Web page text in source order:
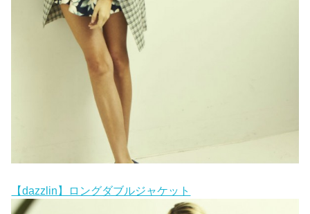
【dazzlin】ロングダブルジャケット